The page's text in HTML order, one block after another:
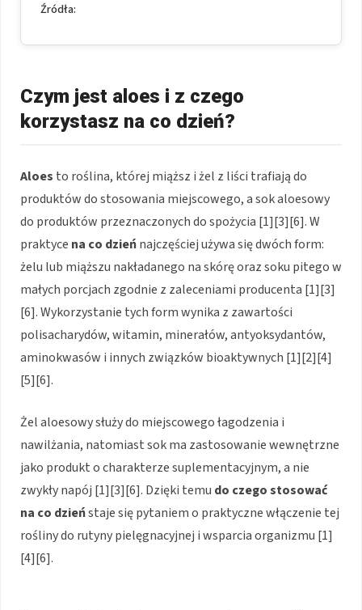
Źródła:
Czym jest aloes i z czego
korzystasz na co dzień?
Aloes to roślina, której miąższ i żel z liści trafiają do
produktów do stosowania miejscowego, a sok aloesowy
do produktów przeznaczonych do spożycia [1][3][6]. W
praktyce na co dzieńnajczęściej używa się dwóch form:
żelu lub miąższu nakładanego na skórę oraz soku pitego w
małych porcjach zgodnie z zaleceniami producenta [1][3]
[6]. Wykorzystanie tych form wynika z zawartości
polisacharydów, witamin, minerałów, antyoksydantów,
aminokwasów i innych związków bioaktywnych [1][2][4]
[5][6].
Żel aloesowy służy do miejscowego łagodzenia i
nawilżania, natomiast sok ma zastosowanie wewnętrzne
jako produkt o charakterze suplementacyjnym, a nie
zwykły napój [1][3][6]. Dzięki temu do czego stosować
na co dzieństaje się pytaniem o praktyczne włączenie tej
rośliny do rutyny pielęgnacyjnej i wsparcia organizmu [1]
[4][6].